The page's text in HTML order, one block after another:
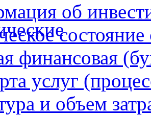
об
состояние
финансовая
услуг
и объем